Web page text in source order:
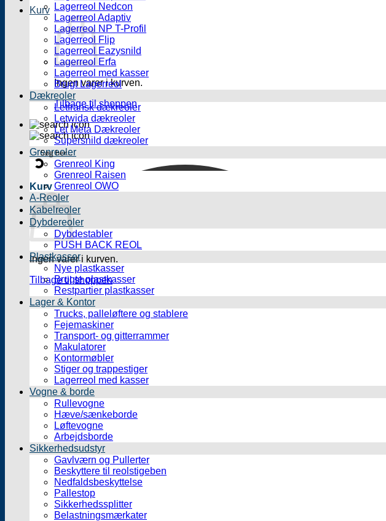
Kurv
Ingen varer i kurven.
Tilbage til shoppen
Kurv
Ingen varer i kurven.
Tilbage til shoppen
Lagerreol Nedcon
Lagerreol Adaptiv
Lagerreol NP T-Profil
Lagerreol Flip
Lagerreol Eazysnild
Lagerreol Erfa
Lagerreol med kasser
Brugt Lagerreol
Dækreoler
Letfransk dækreoler
Letwida dækreoler
Let Meta Dækreoler
Supersnild dækreoler
Grenreoler
Grenreol King
Grenreol Raisen
Grenreol OWO
A-Reoler
Kabelreoler
Dybdereoler
Dybdestabler
PUSH BACK REOL
Plastkasser
Nye plastkasser
Brugte plastkasser
Restpartier plastkasser
Lager & Kontor
Trucks, palleløftere og stablere
Fejemaskiner
Transport- og gitterrammer
Makulatorer
Kontormøbler
Stiger og trappestiger
Lagerreol med kasser
Vogne & borde
Rullevogne
Hæve/sænkeborde
Løftevogne
Arbejdsborde
Sikkerhedsudstyr
Gavlværn og Pullerter
Beskyttere til reolstigeben
Nedfaldsbeskyttelse
Pallestop
Sikkerhedssplitter
Belastningsmærkater